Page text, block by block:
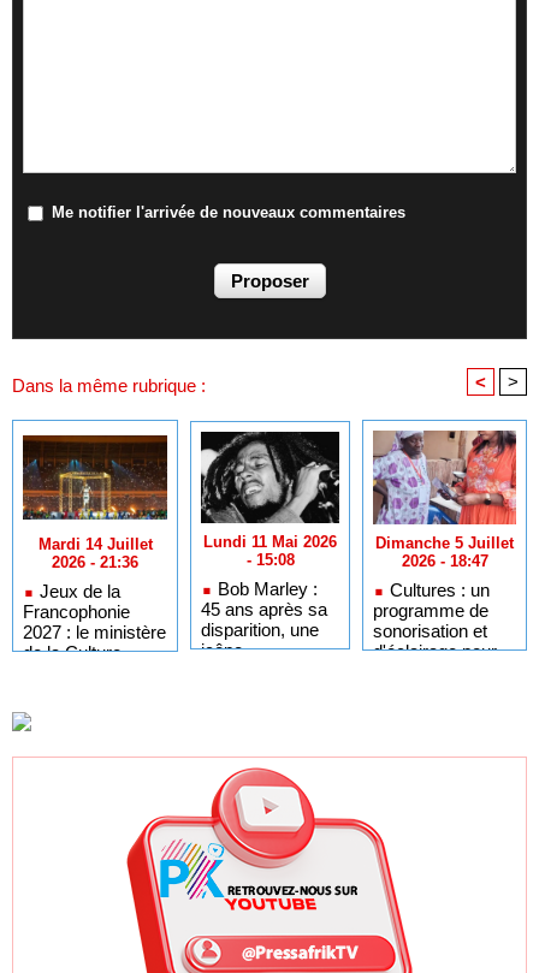
Me notifier l'arrivée de nouveaux commentaires
Dans la même rubrique : < >
Mardi 14 Juillet
2026 - 21:36
Jeux de la
Francophonie
2027 : le ministère
de la Culture
présélectionnés
pour Erevan
Lundi 11 Mai 2026
- 15:08
Bob Marley :
45 ans après sa
disparition, une
icône
Dimanche 5 Juillet
2026 - 18:47
Cultures : un
programme de
sonorisation et
d'éclairage pour